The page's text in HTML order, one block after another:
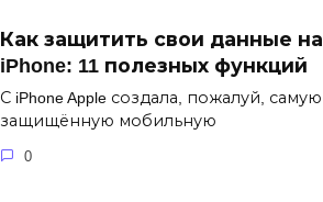
Как защитить свои данные на
iPhone: 11 полезных функций
С iPhone Apple создала, пожалуй, самую
защищённую мобильную
0